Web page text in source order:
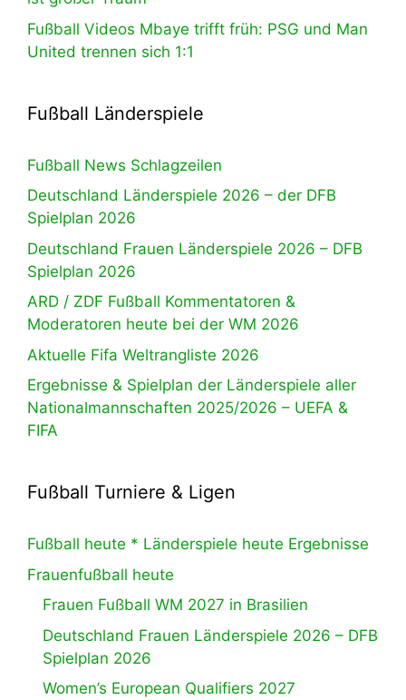
Fußball Videos Mbaye trifft früh: PSG und Man
United trennen sich 1:1
Fußball Länderspiele
Fußball News Schlagzeilen
Deutschland Länderspiele 2026 – der DFB
Spielplan 2026
Deutschland Frauen Länderspiele 2026 – DFB
Spielplan 2026
ARD / ZDF Fußball Kommentatoren &
Moderatoren heute bei der WM 2026
Aktuelle Fifa Weltrangliste 2026
Ergebnisse & Spielplan der Länderspiele aller
Nationalmannschaften 2025/2026 – UEFA &
FIFA
Fußball Turniere & Ligen
Fußball heute * Länderspiele heute Ergebnisse
Frauenfußball heute
Frauen Fußball WM 2027 in Brasilien
Deutschland Frauen Länderspiele 2026 – DFB
Spielplan 2026
Women’s European Qualifiers 2027